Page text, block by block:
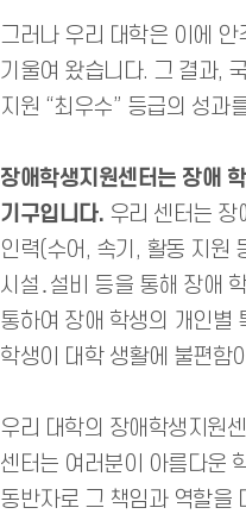
그러나 우리 대학은 이에
기울여 왔습니다. 그 결과,
지원 “최우수” 등급의 성과
장애학생지원센터는 장애
기구입니다. 우리 센터는 장
인력(수어, 속기, 활동 지원
시설․설비 등을 통해 장애
통하여 장애 학생의 개인별
학생이 대학 생활에 불편함
우리 대학의 장애학생지원
센터는 여러분이 아름다운
동반자로 그 책임과 역할을